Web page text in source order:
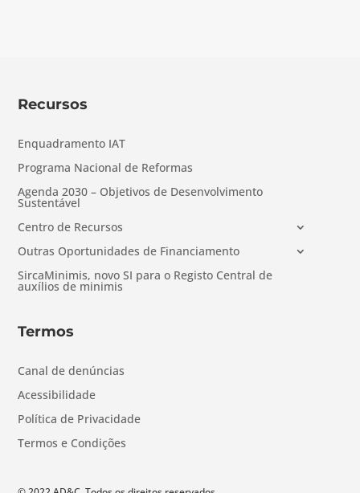
Recursos
Enquadramento IAT
Programa Nacional de Reformas
Agenda 2030 – Objetivos de Desenvolvimento
Sustentável
Centro de Recursos
Outras Oportunidades de Financiamento
SircaMinimis, novo SI para o Registo Central de
auxílios de minimis
Termos
Canal de denúncias
Acessibilidade
Política de Privacidade
Termos e Condições